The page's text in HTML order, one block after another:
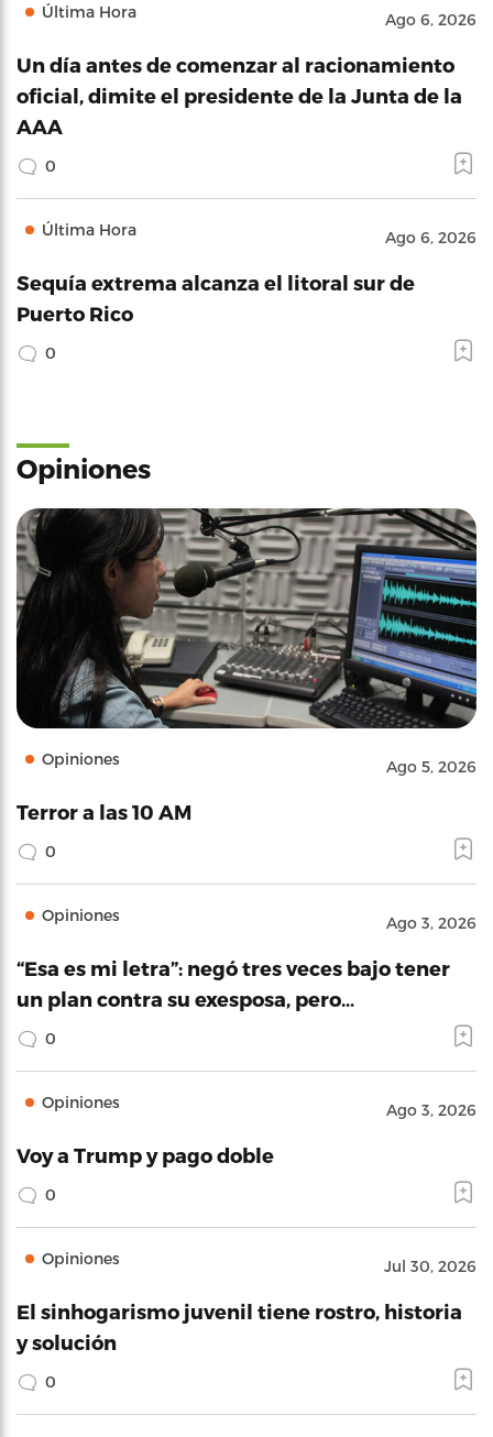
Última Hora Ago 6, 2026
Un día antes de comenzar al racionamiento
oficial, dimite el presidente de la Junta de la
AAA
0
Última Hora Ago 6, 2026
Sequía extrema alcanza el litoral sur de
Puerto Rico
0
Opiniones
Opiniones Ago 5, 2026
Terror a las 10 AM
0
Opiniones Ago 3, 2026
“Esa es mi letra”: negó tres veces bajo tener
un plan contra su exesposa, pero…
0
Opiniones Ago 3, 2026
Voy a Trump y pago doble
0
Opiniones Jul 30, 2026
El sinhogarismo juvenil tiene rostro, historia
y solución
0